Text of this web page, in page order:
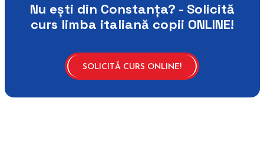
Nu ești din Constanța? - Solicită
curs limba italiană copii ONLINE!
SOLICITĂ CURS ONLINE!